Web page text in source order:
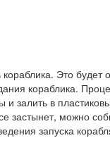
Это будет
кораблика.
и залить в
застынет, можно
запуска